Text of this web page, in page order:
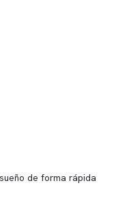
de forma rápida